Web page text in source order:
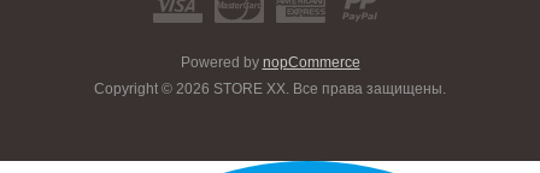
Powered by nopCommerce
Copyright © 2026 STORE XX. Все права защищены.